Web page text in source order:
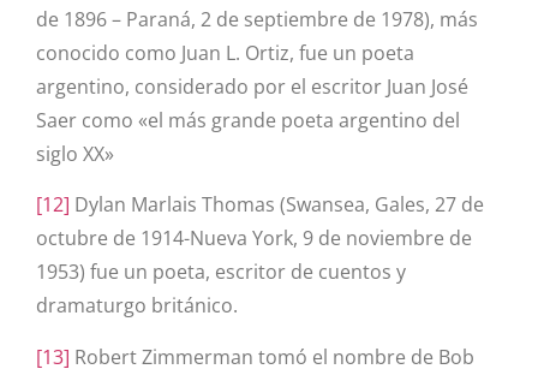
de 1896 – Paraná, 2 de septiembre de 1978), más
conocido como Juan L. Ortiz, fue un poeta
argentino, considerado por el escritor Juan José
Saer como «el más grande poeta argentino del
siglo XX»
[12] Dylan Marlais Thomas (Swansea, Gales, 27 de
octubre de 1914-Nueva York, 9 de noviembre de
1953) fue un poeta, escritor de cuentos y
dramaturgo británico.
[13] Robert Zimmerman tomó el nombre de Bob